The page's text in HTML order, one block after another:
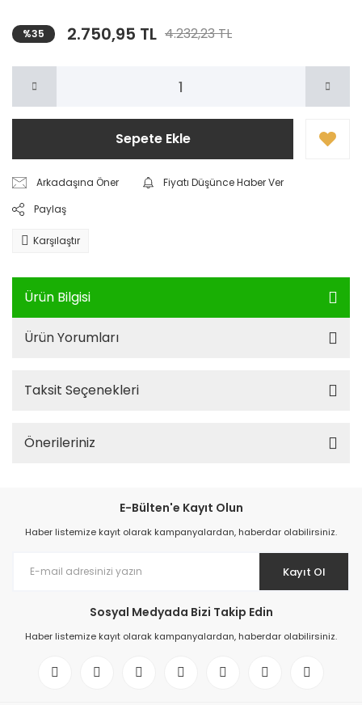
%35 2.750,95 TL 4.232,23 TL
Sepete Ekle
Arkadaşına Öner
Fiyatı Düşünce Haber Ver
Paylaş
Karşılaştır
Ürün Bilgisi
Ürün Yorumları
Taksit Seçenekleri
Önerileriniz
E-Bülten'e Kayıt Olun
Haber listemize kayıt olarak kampanyalardan, haberdar olabilirsiniz.
Kayıt Ol
Sosyal Medyada Bizi Takip Edin
Haber listemize kayıt olarak kampanyalardan, haberdar olabilirsiniz.